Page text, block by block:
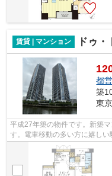
賃貸 | マンション ドゥ
都
築
東
平成27年築の物件です。新築
す。電車移動の多い方に嬉し
センターはお客様のよりよい住